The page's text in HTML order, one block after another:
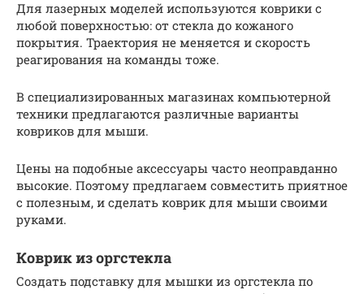
Для лазерных моделей используются коврики с
любой поверхностью: от стекла до кожаного
покрытия. Траектория не меняется и скорость
реагирования на команды тоже.
В специализированных магазинах компьютерной
техники предлагаются различные варианты
ковриков для мыши.
Цены на подобные аксессуары часто неоправданно
высокие. Поэтому предлагаем совместить приятное
с полезным, и сделать коврик для мыши своими
руками.
Коврик из оргстекла
Создать подставку для мышки из оргстекла по